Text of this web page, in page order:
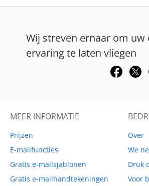
Wij streven ernaar om uw
ervaring te laten vliegen
MEER INFORMATIE
Prijzen
E-mailfuncties
Gratis e-mailsjablonen
Gratis e-mailhandtekeningen
Over
We
Druk
Voor